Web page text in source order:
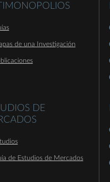
de una Investigación
DE
de Estudios de Mercados